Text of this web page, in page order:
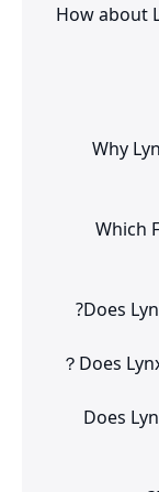
How about
Why
Which
Does
Does
Does